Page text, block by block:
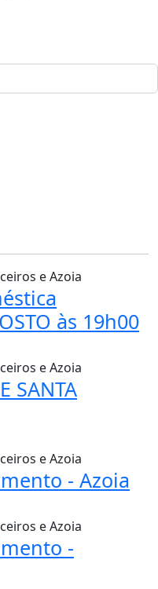
e Azoia
às 19h00
e Azoia
SANTA
e Azoia
- Azoia
e Azoia
-